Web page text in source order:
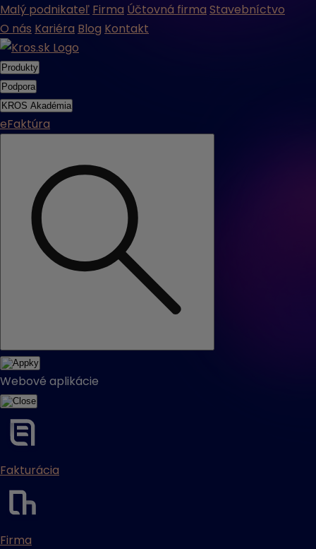
Malý podnikateľ Firma Účtovná firma Stavebníctvo
O nás Kariéra Blog Kontakt
Produkty
Podpora
KROS Akadémia
eFaktúra
Webové aplikácie
Fakturácia
Firma